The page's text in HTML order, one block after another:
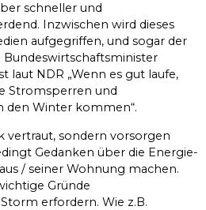
schneller und
Inzwischen wird dieses
aufgegriffen, und sogar der
Bundeswirtschaftsminister
laut NDR „Wenn es gut laufe,
Stromsperren und
den Winter kommen“.
vertraut, sondern vorsorgen
Gedanken über die Energie-
/ seiner Wohnung machen.
Gründe
erfordern. Wie z.B.